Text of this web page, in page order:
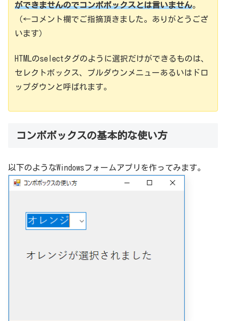
ができませんのでコンボボックスとは言いません。
（←コメント欄でご指摘頂きました。ありがとうござ
います）
HTMLのselectタグのように選択だけができるものは、
セレクトボックス、プルダウンメニューあるいはドロ
ップダウンと呼ばれます。
コンボボックスの基本的な使い方
以下のようなWindowsフォームアプリを作ってみます。